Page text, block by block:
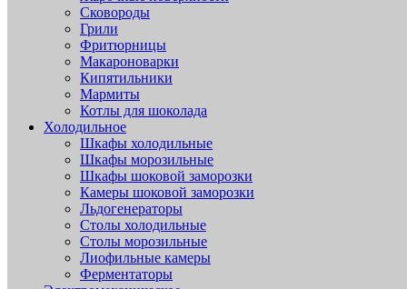
Сковороды
Грили
Фритюрницы
Макароноварки
Кипятильники
Мармиты
Котлы для шоколада
Холодильное
Шкафы холодильные
Шкафы морозильные
Шкафы шоковой заморозки
Камеры шоковой заморозки
Льдогенераторы
Столы холодильные
Столы морозильные
Лиофильные камеры
Ферментаторы